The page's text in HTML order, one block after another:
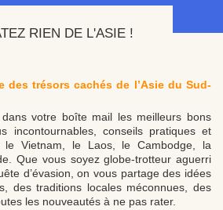
RIEN DE L'ASIE !
des trésors cachés de l’Asie du Sud-
votre boîte mail les meilleurs bons
incontournables, conseils pratiques et
le Vietnam, le Laos, le Cambodge, la
Que vous soyez globe-trotteur aguerri
d’évasion, on vous partage des idées
des traditions locales méconnues, des
les nouveautés à ne pas rater.